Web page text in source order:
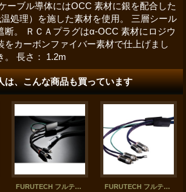
ーブル導体にはOCC 素材に銀を配合した
処理）を施した素材を使用。 三層シール
断。 ＲＣＡプラグはα-OCC 素材にロジウ
をカーボンファイバー素材で仕上げまし
。 長さ： 1.2m
は、こんな商品も買っています
FURUTECH フルテック／Ag-12 トーンアーム・ケーブル FURUTECH フルテック／Ag-16-R4 トーンアーム・ケーブル（RCA-RCA, 1.1m）